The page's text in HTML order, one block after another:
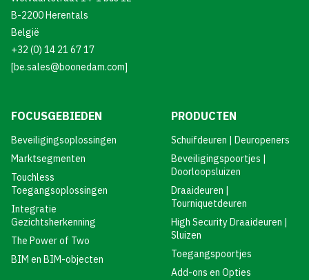
B-2200 Herentals
België
+32 (0) 14 21 67 17
[be.sales@boonedam.com]
FOCUSGEBIEDEN
Beveiligingsoplossingen
Marktsegmenten
Touchless
Toegangsoplossingen
Integratie
Gezichtsherkenning
The Power of Two
BIM en BIM-objecten
PRODUCTEN
Schuifdeuren | Deuropeners
Beveiligingspoortjes |
Doorloopsluizen
Draaideuren |
Tourniquetdeuren
High Security Draaideuren |
Sluizen
Toegangspoortjes
Add-ons en Opties